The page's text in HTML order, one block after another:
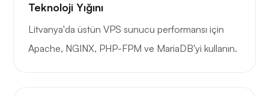
Teknoloji Yığını
Litvanya'da üstün VPS sunucu performansı için
Apache, NGINX, PHP-FPM ve MariaDB'yi kullanın.